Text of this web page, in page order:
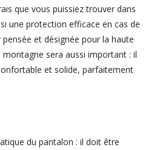
que vous puissiez trouver dans
une protection efficace en cas de
et désignée pour la haute
sera aussi important : il
et solide, parfaitement
du pantalon : il doit être